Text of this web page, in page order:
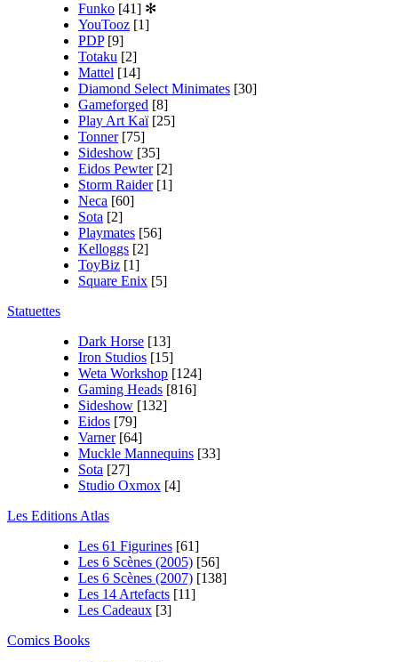
Funko [41] ✻
YouTooz [1]
PDP [9]
Totaku [2]
Mattel [14]
Diamond Select Minimates [30]
Gameforged [8]
Play Art Kaï [25]
Tonner [75]
Sideshow [35]
Eidos Pewter [2]
Storm Raider [1]
Neca [60]
Sota [2]
Playmates [56]
Kelloggs [2]
ToyBiz [1]
Square Enix [5]
Statuettes
Dark Horse [13]
Iron Studios [15]
Weta Workshop [124]
Gaming Heads [816]
Sideshow [132]
Eidos [79]
Varner [64]
Muckle Mannequins [33]
Sota [27]
Studio Oxmox [4]
Les Editions Atlas
Les 61 Figurines [61]
Les 6 Scènes (2005) [56]
Les 6 Scènes (2007) [138]
Les 14 Artefacts [11]
Les Cadeaux [3]
Comics Books